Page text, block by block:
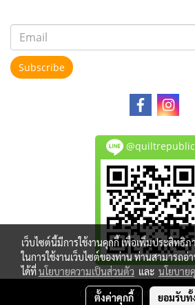
Subscribe
@quiltrepublic
Copy right by
เว็บไซต์นี้มีการใช้งานคุกกี้ เพื่อเพิ่มประสิทธิ
ในการใช้งานเว็บไซต์ของท่าน ท่านสามารถอ่
ได้ที่นโยบายความเป็นส่วนตัว และ นโยบาย
ตั้งค่าคุกกี้ ยอมรับทั้